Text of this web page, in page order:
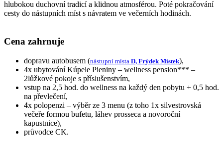
hlubokou duchovní tradicí a klidnou atmosférou. Poté pokračování
cesty do nástupních míst s návratem ve večerních hodinách.
Cena zahrnuje
dopravu autobusem (nástupní místa D, Frýdek Místek),
4x ubytování Kúpele Pieniny – wellness pension*** –
2lůžkové pokoje s příslušenstvím,
vstup na 2,5 hod. do wellness na každý den pobytu + 0,5 hod.
na převlečení,
4x polopenzi – výběr ze 3 menu (z toho 1x silvestrovská
večeře formou bufetu, láhev prosseca a novoroční
kapustnice),
průvodce CK.